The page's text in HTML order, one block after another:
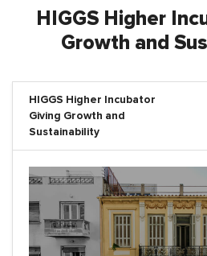
HIGGS Higher
Growth and
HIGGS Higher Incubator
Giving Growth and
Sustainability